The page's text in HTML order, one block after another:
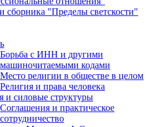
сборника "Пределы светскости"
Борьба с ИНН и другими
машиночитаемыми кодами
Место религии в обществе в целом
Религия и права человека
и силовые структуры
Соглашения и практическое
сотрудничество